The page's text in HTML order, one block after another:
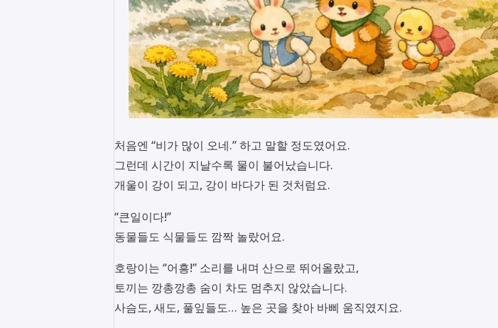
처음엔 “비가 많이 오네.” 하고 말할 정도였어요.
그런데 시간이 지날수록 물이 불어났습니다.
개울이 강이 되고, 강이 바다가 된 것처럼요.
“큰일이다!”
동물들도 식물들도 깜짝 놀랐어요.
호랑이는 “어흥!” 소리를 내며 산으로 뛰어올랐고,
토끼는 깡총깡총 숨이 차도 멈추지 않았습니다.
사슴도, 새도, 풀잎들도… 높은 곳을 찾아 바삐 움직였지요.